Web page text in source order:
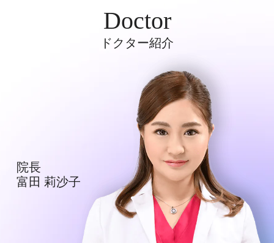
Doctor
ドクター紹介
院⻑
富⽥ 莉沙⼦